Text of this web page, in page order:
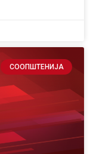
СООПШТЕНИЈА